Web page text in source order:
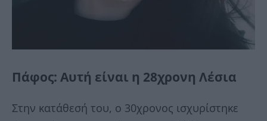
Πάφος: Αυτή είναι η 28χρονη Λέσια
Στην κατάθεσή του, ο 30χρονος ισχυρίστηκε